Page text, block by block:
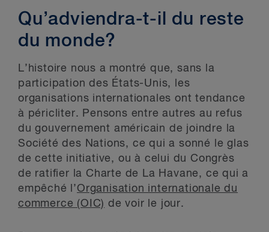
Qu’adviendra-t-il du reste
du monde?
L’histoire nous a montré que, sans la
participation des États-Unis, les
organisations internationales ont tendance
à péricliter. Pensons entre autres au refus
du gouvernement américain de joindre la
Société des Nations, ce qui a sonné le glas
de cette initiative, ou à celui du Congrès
de ratifier la Charte de La Havane, ce qui a
empêché l’Organisation internationale du
commerce (OIC) de voir le jour.